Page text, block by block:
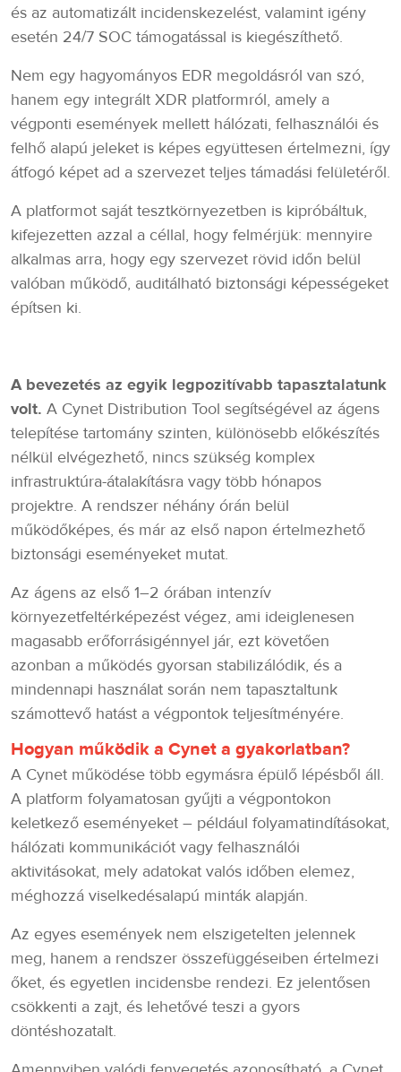
és az automatizált incidenskezelést, valamint igény
esetén 24/7 SOC támogatással is kiegészíthető.
Nem egy hagyományos EDR megoldásról van szó,
hanem egy integrált XDR platformról, amely a
végponti események mellett hálózati, felhasználói és
felhő alapú jeleket is képes együttesen értelmezni, így
átfogó képet ad a szervezet teljes támadási felületéről.
A platformot saját tesztkörnyezetben is kipróbáltuk,
kifejezetten azzal a céllal, hogy felmérjük: mennyire
alkalmas arra, hogy egy szervezet rövid időn belül
valóban működő, auditálható biztonsági képességeket
építsen ki.
A bevezetés az egyik legpozitívabb tapasztalatunk
volt. A Cynet Distribution Tool segítségével az ágens
telepítése tartomány szinten, különösebb előkészítés
nélkül elvégezhető, nincs szükség komplex
infrastruktúra-átalakításra vagy több hónapos
projektre. A rendszer néhány órán belül
működőképes, és már az első napon értelmezhető
biztonsági eseményeket mutat.
Az ágens az első 1–2 órában intenzív
környezetfeltérképezést végez, ami ideiglenesen
magasabb erőforrásigénnyel jár, ezt követően
azonban a működés gyorsan stabilizálódik, és a
mindennapi használat során nem tapasztaltunk
számottevő hatást a végpontok teljesítményére.
Hogyan működik a Cynet a gyakorlatban?
A Cynet működése több egymásra épülő lépésből áll.
A platform folyamatosan gyűjti a végpontokon
keletkező eseményeket – például folyamatindításokat,
hálózati kommunikációt vagy felhasználói
aktivitásokat, mely adatokat valós időben elemez,
méghozzá viselkedésalapú minták alapján.
Az egyes események nem elszigetelten jelennek
meg, hanem a rendszer összefüggéseiben értelmezi
őket, és egyetlen incidensbe rendezi. Ez jelentősen
csökkenti a zajt, és lehetővé teszi a gyors
döntéshozatalt.